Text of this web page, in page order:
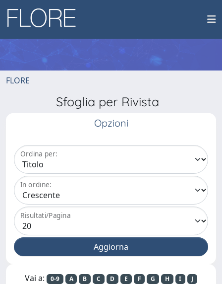
FLORE
Sfoglia per Rivista
Opzioni
Ordina per:
In ordine:
Risultati/Pagina
Vai a: 0-9 A B C D E F G H I
J